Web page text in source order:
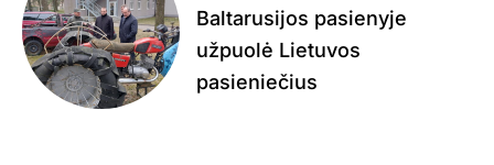
Baltarusijos pasienyje
užpuolė Lietuvos
pasieniečius